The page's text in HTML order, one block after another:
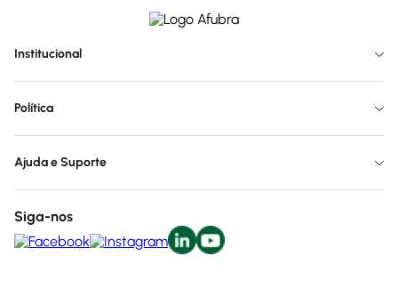
Institucional
Política
Ajuda e Suporte
Siga-nos